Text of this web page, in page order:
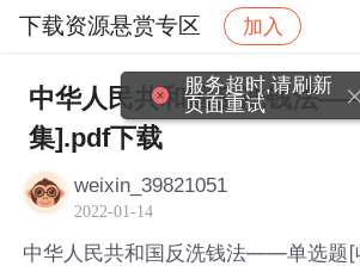
下载资源悬赏专区 加入
社区 下载资源悬赏专区 帖子详
中华人民共和国反洗钱法
集].pdf下载
weixin_39821051
2022-01-14
中华人民共和国反洗钱法——单选题[
服务超时,请刷新
页面重试